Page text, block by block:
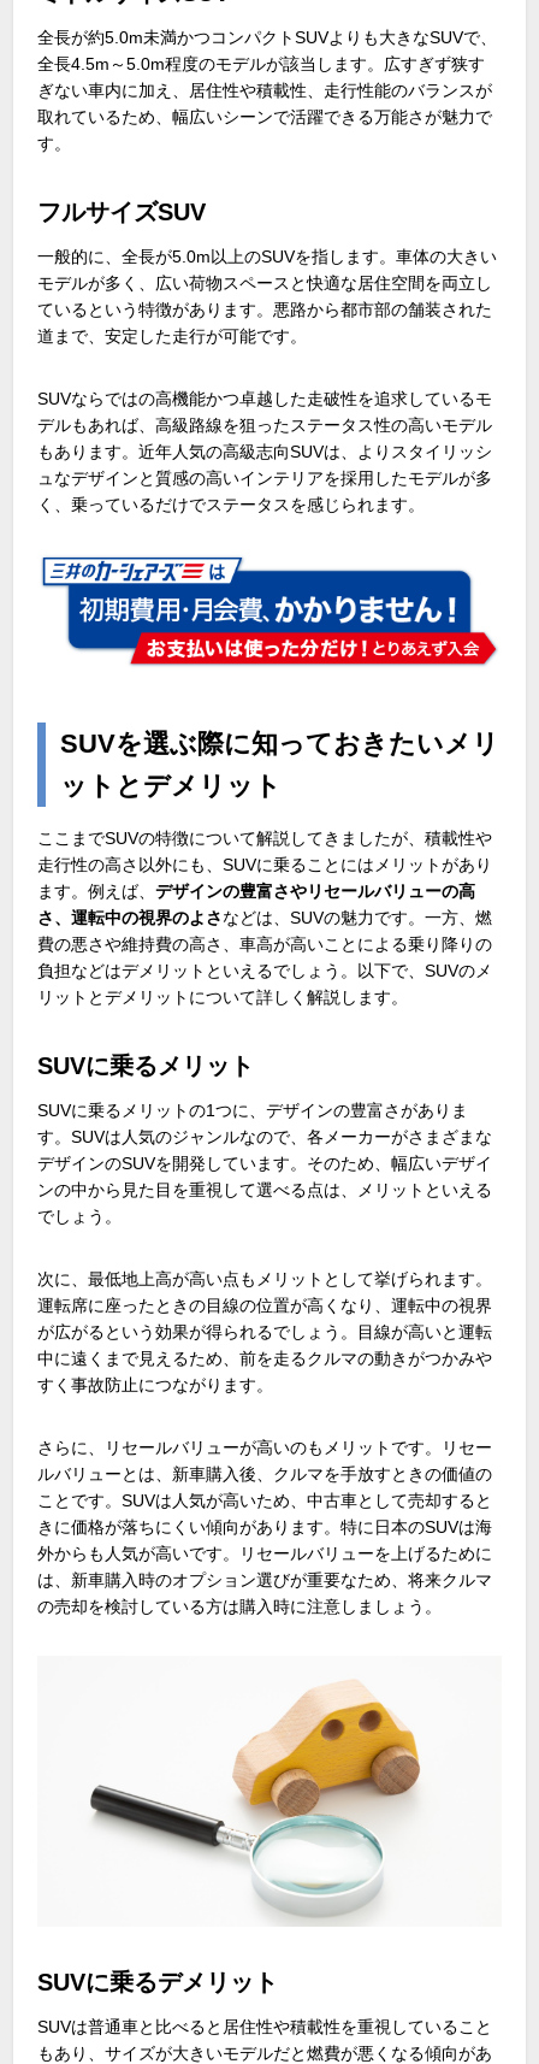
全長が約5.0m未満かつコンパクトSUVよりも大きなSUVで、
全長4.5m ～5.0m程度のモデルが該当します。広すぎず狭す
ぎない車内に加え、居住性や積載性、走行性能のバランスが
取れているため、幅広いシーンで活躍できる万能さが魅力で
す。
フルサイズSUV
一般的に、全長が5.0m以上のSUVを指します。車体の大きい
モデルが多く、広い荷物スペースと快適な居住空間を両立し
ているという特徴があります。悪路から都市部の舗装された
道まで、安定した走行が可能です。
SUVならではの高機能かつ卓越した走破性を追求しているモ
デルもあれば、高級路線を狙ったステータス性の高いモデル
もあります。近年人気の高級志向SUVは、よりスタイリッシ
ュなデザインと質感の高いインテリアを採用したモデルが多
く、乗っているだけでステータスを感じられます。
SUVを選ぶ際に知っておきたいメリ
ットとデメリット
ここまでSUVの特徴について解説してきましたが、積載性や
走行性の高さ以外にも、SUVに乗ることにはメリットがあり
ます。例えば、デザインの豊富さやリセールバリューの高
さ、運転中の視界のよさなどは、SUVの魅力です。一方、燃
費の悪さや維持費の高さ、車高が高いことによる乗り降りの
負担などはデメリットといえるでしょう。以下で、SUVのメ
リットとデメリットについて詳しく解説します。
SUVに乗るメリット
SUVに乗るメリットの1つに、デザインの豊富さがありま
す。SUVは人気のジャンルなので、各メーカーがさまざまな
デザインのSUVを開発しています。そのため、幅広いデザイ
ンの中から見た目を重視して選べる点は、メリットといえる
でしょう。
次に、最低地上高が高い点もメリットとして挙げられます。
運転席に座ったときの目線の位置が高くなり、運転中の視界
が広がるという効果が得られるでしょう。目線が高いと運転
中に遠くまで見えるため、前を走るクルマの動きがつかみや
すく事故防止につながります。
さらに、リセールバリューが高いのもメリットです。リセー
ルバリューとは、新車購入後、クルマを手放すときの価値の
ことです。SUVは人気が高いため、中古車として売却すると
きに価格が落ちにくい傾向があります。特に日本のSUVは海
外からも人気が高いです。リセールバリューを上げるために
は、新車購入時のオプション選びが重要なため、将来クルマ
の売却を検討している方は購入時に注意しましょう。
SUVに乗るデメリット
SUVは普通車と比べると居住性や積載性を重視していること
もあり、サイズが大きいモデルだと燃費が悪くなる傾向があ